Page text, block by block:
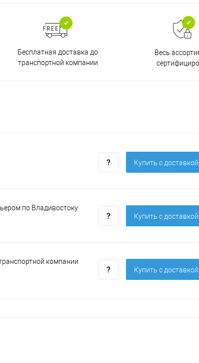
Бесплатная доставка до
транспортной компании
Весь
Купить c доставкой
по Владивостоку
Купить c доставкой
компании
Купить c доставкой